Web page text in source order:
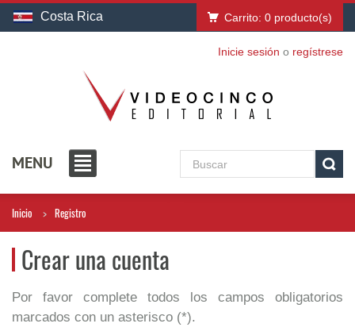
Costa Rica Carrito: 0 producto(s)
Inicie sesión o regístrese
MENU
Inicio Registro
Crear una cuenta
Por favor complete todos los campos obligatorios
marcados con un asterisco (*).